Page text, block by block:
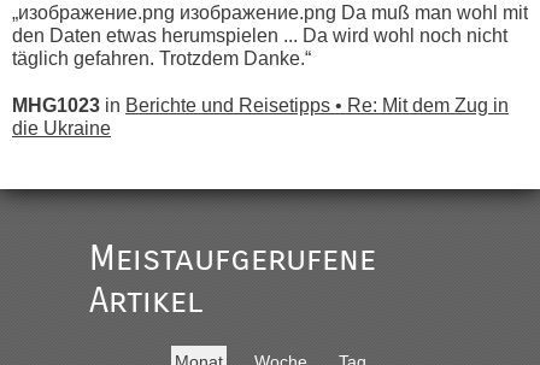
„изображение.png изображение.png Da muß man wohl mit
den Daten etwas herumspielen ... Da wird wohl noch nicht
täglich gefahren. Trotzdem Danke.“
MHG1023 in Berichte und Reisetipps • Re: Mit dem Zug in
die Ukraine
Ist korrekt, aber ich finde man hätte trotzdem im Text gleich
darauf hinweisen können.
War aber nicht "böse" gemeint ...
buchbar - warum auch immer ...
Meistaufgerufene
Artikel
Monat Woche Tag